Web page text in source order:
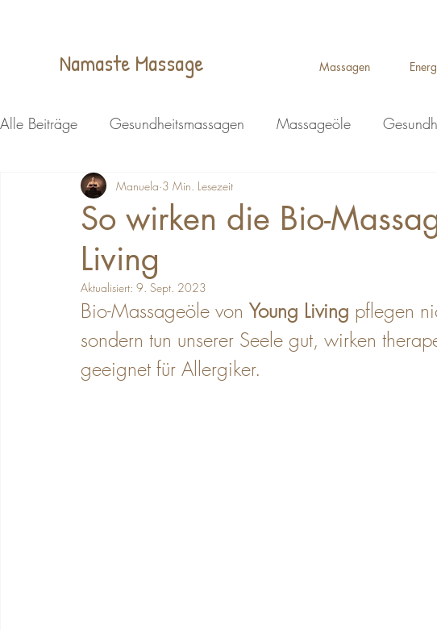
Namaste Massage Massagen
Alle Beiträge Gesundheitsmassagen Massageöle
Wellness Ganzheitliche Massage
Energiemassage Lohmar
Reflexzonenmassage Lohmar Massagen
Schwangerschaft Wellness Massage
So wirken die Bio-
Living
Manuela 3 Min. Lesezeit
Aktualisiert: 9. Sept. 2023
Bio-Massageöle von Young Living pflegen
sondern tun unserer Seele gut, wirken
geeignet für Allergiker.